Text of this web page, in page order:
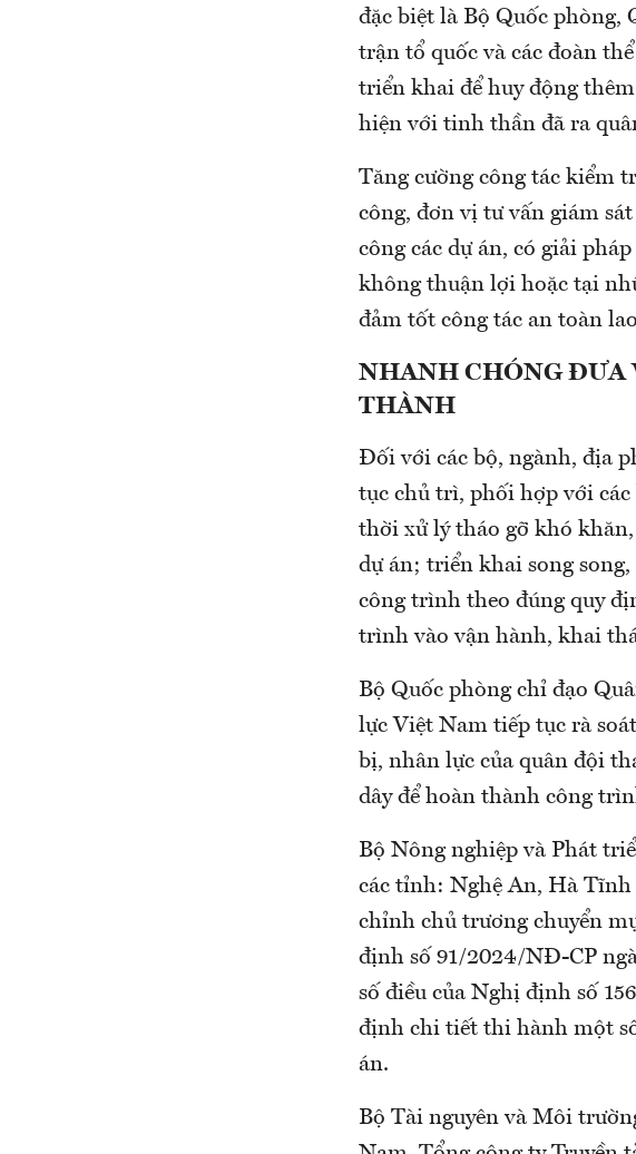
đặc biệt là Bộ Quốc
trận tổ quốc và các đoàn
triển khai để huy động
hiện với tinh thần đã ra
Tăng cường công tác kiểm
công, đơn vị tư vấn giám
công các dự án, có giải
không thuận lợi hoặc tại
đảm tốt công tác an toàn
NHANH CHÓNG ĐƯA
THÀNH
Đối với các bộ, ngành, địa
tục chủ trì, phối hợp với
thời xử lý tháo gỡ khó
dự án; triển khai song
công trình theo đúng quy
trình vào vận hành, khai
Bộ Quốc phòng chỉ đạo
lực Việt Nam tiếp tục rà
bị, nhân lực của quân đội
dây để hoàn thành công
Bộ Nông nghiệp và Phát
các tỉnh: Nghệ An, Hà
chỉnh chủ trương chuyển
định số 91/2024/NĐ-CP
số điều của Nghị định số
định chi tiết thi hành một
án.
Bộ Tài nguyên và Môi